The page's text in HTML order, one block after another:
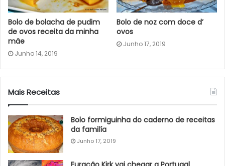
Bolo de bolacha de pudim
de ovos receita da minha
mãe
Junho 14, 2019
Bolo de noz com doce d’
ovos
Junho 17, 2019
Mais Receitas
Bolo formiguinha do caderno de receitas
da familía
Junho 17, 2019